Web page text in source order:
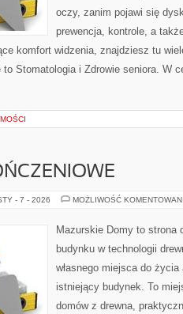
oczy, zanim pojawi się
prewencja, kontrole, a
komfort widzenia, znajdziesz tu
to Stomatologia i Zdrowie seniora. W
- 7 - 2026 MOŻLIWOŚĆ
Mazurskie Domy to strona
budynku w technologii
własnego miejsca do
istniejący budynek. To
domów z drewna,